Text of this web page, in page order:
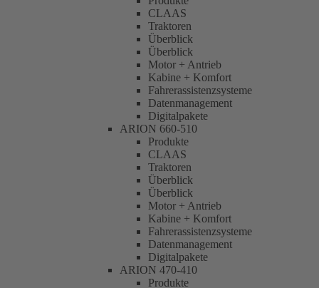
CLAAS
Traktoren
Überblick
Überblick
Motor + Antrieb
Kabine + Komfort
Fahrerassistenzsysteme
Datenmanagement
Digitalpakete
ARION 660-510
Produkte
CLAAS
Traktoren
Überblick
Überblick
Motor + Antrieb
Kabine + Komfort
Fahrerassistenzsysteme
Datenmanagement
Digitalpakete
ARION 470-410
Produkte